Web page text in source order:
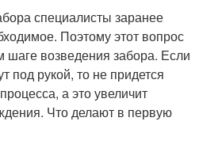
специалисты заранее
Поэтому этот вопрос
возведения забора. Если
под рукой, то не придется
а это увеличит
Что делают в первую